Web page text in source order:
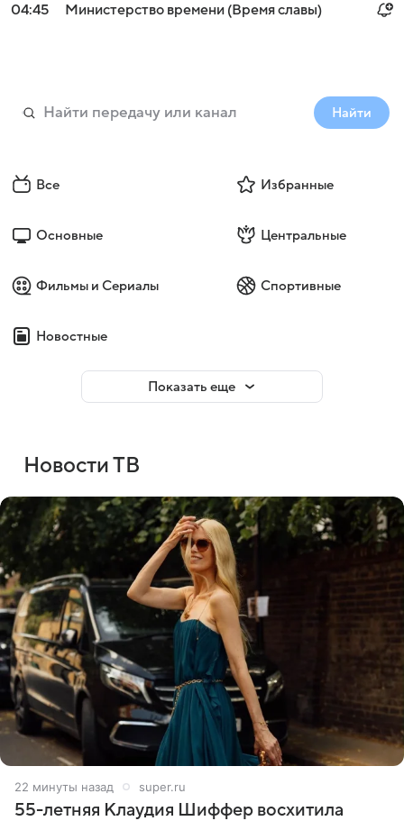
04:45
Министерство времени (Время славы)
Найти
Все Избранные
Основные Центральные
Фильмы и Сериалы Спортивные
Новостные
Показать еще
Новости ТВ
22 минуты назад super.ru
55-летняя Клаудия Шиффер восхитила